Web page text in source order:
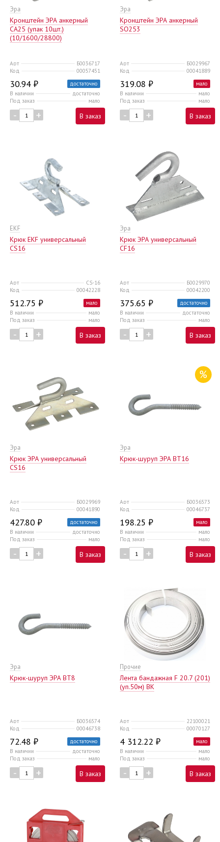
Эра
Кронштейн ЭРА анкерный
CA25 (упак 10шт.)
(10/1600/28800)
Арт
Б0036717
Код
00057451
30.94 ₽
достаточно
В наличии
достаточно
Под заказ
мало
- + В заказ
Эра
Кронштейн ЭРА анкерный
SO253
Арт
Б0029967
Код
00041889
319.08 ₽
мало
В наличии
мало
Под заказ
мало
- + В заказ
EKF
Крюк EKF универсальный
CS16
Арт
CS-16
Код
00042228
512.75 ₽
мало
В наличии
мало
Под заказ
мало
- + В заказ
Эра
Крюк ЭРА универсальный
CF16
Арт
Б0029970
Код
00042200
375.65 ₽
достаточно
В наличии
достаточно
Под заказ
мало
- + В заказ
Эра
Крюк ЭРА универсальный
CS16
Арт
Б0029969
Код
00041890
427.80 ₽
достаточно
В наличии
достаточно
Под заказ
мало
- + В заказ
%
Эра
Крюк-шуруп ЭРА ВТ16
Арт
Б0036573
Код
00046737
198.25 ₽
мало
В наличии
мало
Под заказ
мало
- + В заказ
Эра
Крюк-шуруп ЭРА ВТ8
Арт
Б0036574
Код
00046738
72.48 ₽
достаточно
В наличии
достаточно
Под заказ
мало
- + В заказ
Прочие
Лента бандажная F 20.7 (201)
(уп.50м) ВК
Арт
22100021
Код
00070127
4 312.22 ₽
мало
В наличии
мало
Под заказ
мало
- + В заказ